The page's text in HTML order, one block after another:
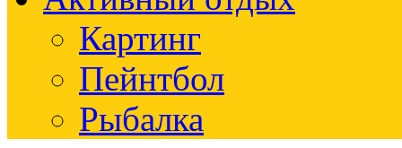
Картинг
Пейнтбол
Рыбалка